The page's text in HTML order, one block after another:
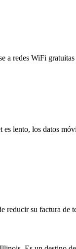
a redes WiFi
lento, los datos
su factura